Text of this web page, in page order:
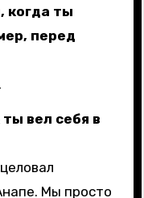
когда ты
перед
вел себя в
Мы просто